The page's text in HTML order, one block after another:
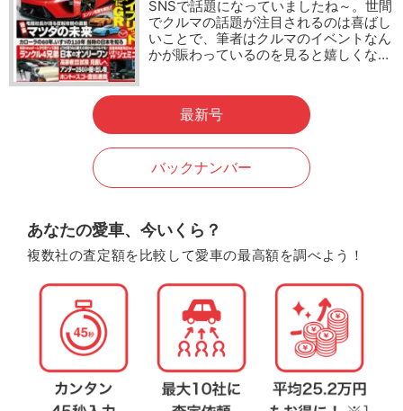
SNSで話題になっていましたね～。世間
でクルマの話題が注目されるのは喜ばし
いことで、筆者はクルマのイベントなん
かが賑わっているのを見ると嬉しくな…
最新号
バックナンバー
あなたの愛車、今いくら？
複数社の査定額を比較して愛車の最高額を調べよう！